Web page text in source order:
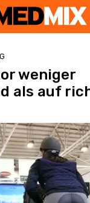
weniger
als auf